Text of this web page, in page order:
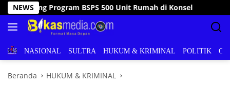
Langsung
ke
konten
NEWS Tanggap Bencana, Wakil Bupati Konsel Kunjungi
BERITANASIONAL SULTRA HUKUM & KRIMINAL POLITIK
Beranda HUKUM & KRIMINAL